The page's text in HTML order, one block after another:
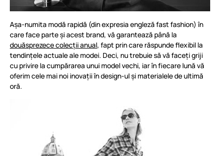
Așa-numita modă rapidă (din expresia engleză fast fashion) în
care face parte și acest brand, vă garantează până la
douăsprezece colecții anual, fapt prin care răspunde flexibil la
tendințele actuale ale modei. Deci, nu trebuie să vă faceți griji
cu privire la cumpărarea unui model vechi, iar în fiecare lună vă
oferim cele mai noi inovații în design-ul și materialele de ultimă
oră.